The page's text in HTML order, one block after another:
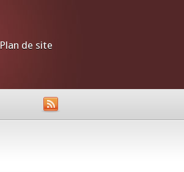
Plan de site